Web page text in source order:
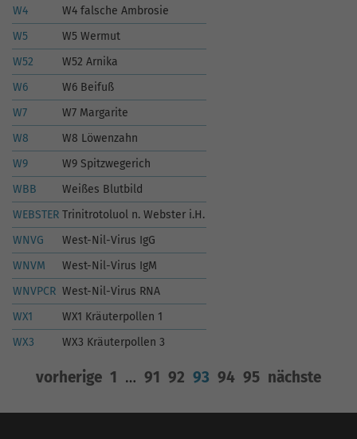
W4
W4 falsche Ambrosie
W5
W5 Wermut
W52
W52 Arnika
W6
W6 Beifuß
W7
W7 Margarite
W8
W8 Löwenzahn
W9
W9 Spitzwegerich
WBB
Weißes Blutbild
WEBSTER Trinitrotoluol n. Webster i.H.
WNVG
West-Nil-Virus IgG
WNVM
West-Nil-Virus IgM
WNVPCR West-Nil-Virus RNA
WX1
WX1 Kräuterpollen 1
WX3
WX3 Kräuterpollen 3
vorherige 1 … 91 92 93 94 95 nächste